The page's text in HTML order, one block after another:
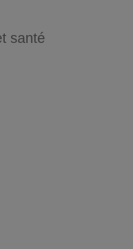
santé